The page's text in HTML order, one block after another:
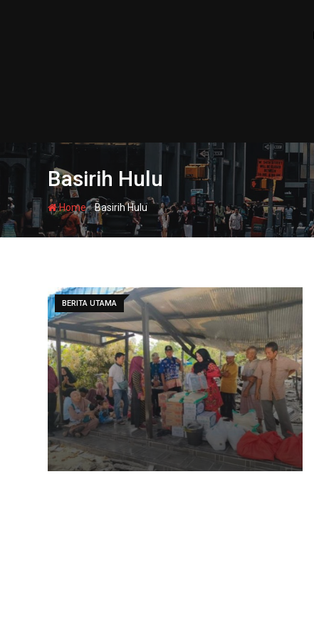
Basirih Hulu
Home-Basirih Hulu
BERITA UTAMA